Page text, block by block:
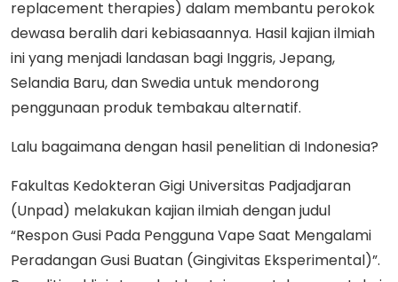
replacement therapies) dalam membantu perokok
dewasa beralih dari kebiasaannya. Hasil kajian ilmiah
ini yang menjadi landasan bagi Inggris, Jepang,
Selandia Baru, dan Swedia untuk mendorong
penggunaan produk tembakau alternatif.
Lalu bagaimana dengan hasil penelitian di Indonesia?
Fakultas Kedokteran Gigi Universitas Padjadjaran
(Unpad) melakukan kajian ilmiah dengan judul
“Respon Gusi Pada Pengguna Vape Saat Mengalami
Peradangan Gusi Buatan (Gingivitas Eksperimental)”.